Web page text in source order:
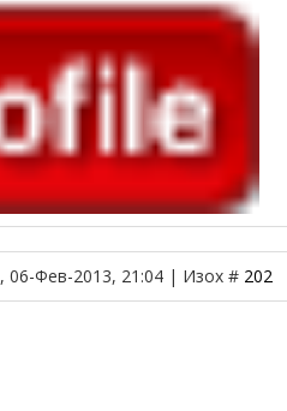
06-Фев-2013, 21:04 | Изох # 202